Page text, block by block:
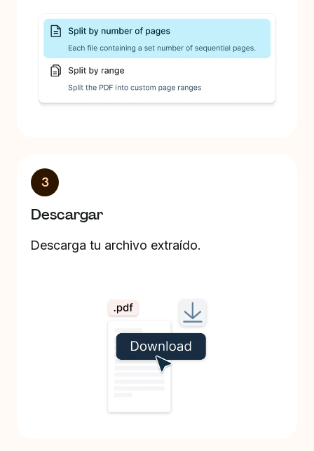
3
Descargar
Descarga tu archivo extraído.